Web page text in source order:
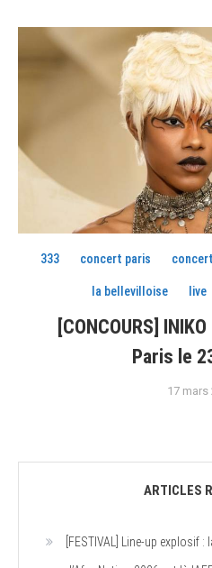
333 concert paris
la bellevilloise live
[CONCOURS]
Paris le
17 mars
ARTICLES
[FESTIVAL] Line-up explosif